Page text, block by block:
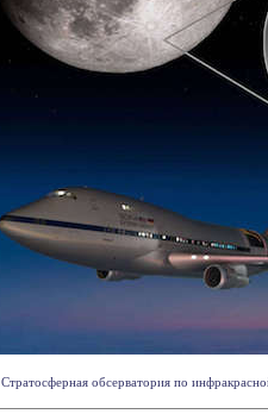
Стратосферная обсерватория по